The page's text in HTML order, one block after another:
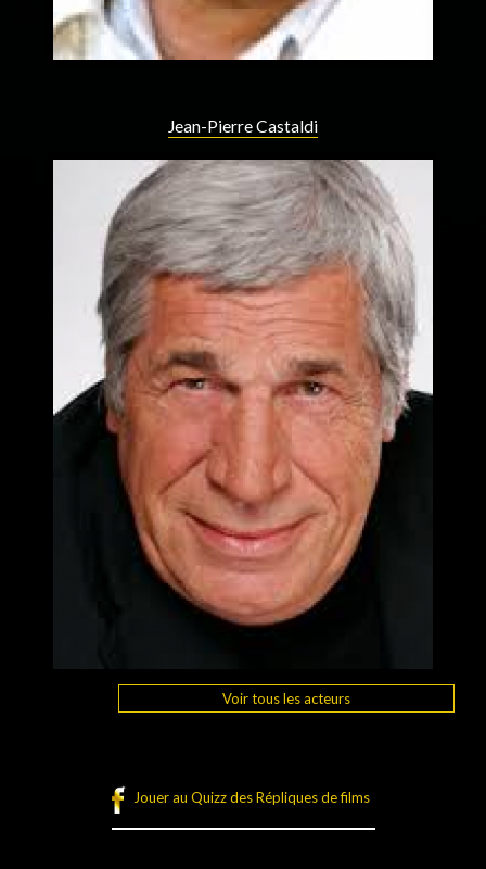
Jean-Pierre Castaldi
Voir tous les acteurs
Jouer au Quizz des Répliques de films